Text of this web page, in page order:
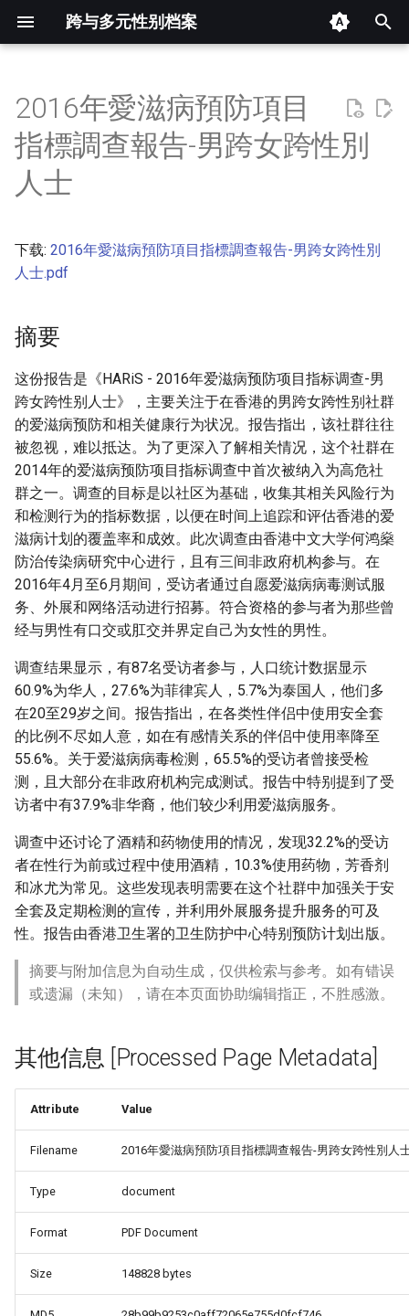
跨与多元性别档案
开
始
索
摘要
其他信息 [Processed Page
Metadata]
2016年愛滋病預防項目
指標調查報告-男跨女跨性別
人士
下载: 2016年愛滋病預防項目指標調查報告-男跨女跨性別
人士.pdf
摘要
这份报告是《HARiS - 2016年爱滋病预防项目指标调查-男
跨女跨性别人士》，主要关注于在香港的男跨女跨性别社群
的爱滋病预防和相关健康行为状况。报告指出，该社群往往
被忽视，难以抵达。为了更深入了解相关情况，这个社群在
2014年的爱滋病预防项目指标调查中首次被纳入为高危社
群之一。调查的目标是以社区为基础，收集其相关风险行为
和检测行为的指标数据，以便在时间上追踪和评估香港的爱
滋病计划的覆盖率和成效。此次调查由香港中文大学何鸿燊
防治传染病研究中心进行，且有三间非政府机构参与。在
2016年4月至6月期间，受访者通过自愿爱滋病病毒测试服
务、外展和网络活动进行招募。符合资格的参与者为那些曾
经与男性有口交或肛交并界定自己为女性的男性。
调查结果显示，有87名受访者参与，人口统计数据显示
60.9%为华人，27.6%为菲律宾人，5.7%为泰国人，他们多
在20至29岁之间。报告指出，在各类性伴侣中使用安全套
的比例不尽如人意，如在有感情关系的伴侣中使用率降至
55.6%。关于爱滋病病毒检测，65.5%的受访者曾接受检
测，且大部分在非政府机构完成测试。报告中特别提到了受
访者中有37.9%非华裔，他们较少利用爱滋病服务。
调查中还讨论了酒精和药物使用的情况，发现32.2%的受访
者在性行为前或过程中使用酒精，10.3%使用药物，芳香剂
和冰尤为常见。这些发现表明需要在这个社群中加强关于安
全套及定期检测的宣传，并利用外展服务提升服务的可及
性。报告由香港卫生署的卫生防护中心特别预防计划出版。
摘要与附加信息为自动生成，仅供检索与参考。如有错误
或遗漏（未知），请在本页面协助编辑指正，不胜感激。
其他信息 [Processed Page Metadata]
Attribute Value
Filename 2016年愛滋病預防項目指標調查報告-男跨女跨性別人
Type document
Format PDF Document
Size 148828 bytes